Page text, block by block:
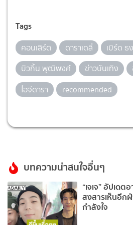
Tags
คอนเสิร์ต ดาราเดลี่
เบิร์ด ธ
บิวกิ้น พุฒิพงศ์
ข่าวบันเทิง
ไอจีดารา
recommended
บทความน่าสนใจอื่นๆ
“เจเจ” อัปเด
สงสารเห็นอี
กำลังใจ